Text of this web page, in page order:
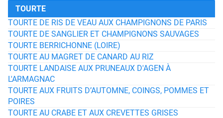
TOURTE
TOURTE DE RIS DE VEAU AUX CHAMPIGNONS DE PARIS
TOURTE DE SANGLIER ET CHAMPIGNONS SAUVAGES
TOURTE BERRICHONNE (LOIRE)
TOURTE AU MAGRET DE CANARD AU RIZ
TOURTE LANDAISE AUX PRUNEAUX D'AGEN À
L'ARMAGNAC
TOURTE AUX FRUITS D’AUTOMNE, COINGS, POMMES ET
POIRES
TOURTE AU CRABE ET AUX CREVETTES GRISES